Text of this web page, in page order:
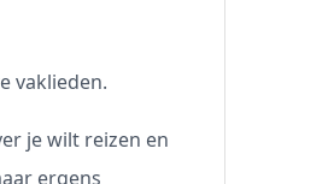
vaklieden.
je wilt reizen en
ergens